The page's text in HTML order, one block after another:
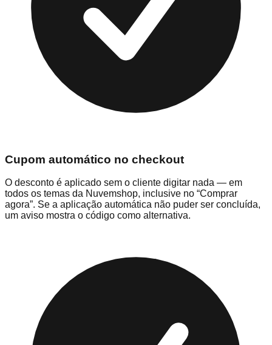
Cupom automático no checkout
O desconto é aplicado sem o cliente digitar nada — em
todos os temas da Nuvemshop, inclusive no “Comprar
agora”. Se a aplicação automática não puder ser concluída,
um aviso mostra o código como alternativa.